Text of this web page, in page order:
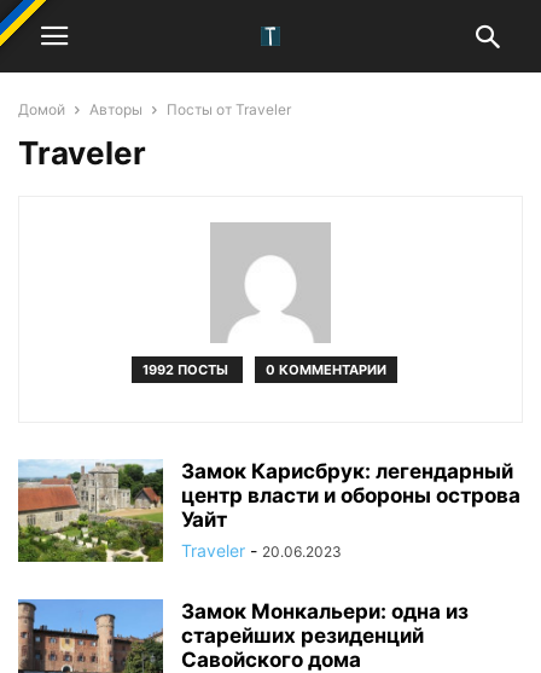
Домой Авторы Посты от Traveler
Traveler
1992 ПОСТЫ 0 КОММЕНТАРИИ
Замок Карисбрук: легендарный
центр власти и обороны острова
Уайт
Traveler - 20.06.2023
Замок Монкальери: одна из
старейших резиденций
Савойского дома